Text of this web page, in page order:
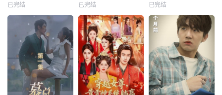
已完结 已完结 已完结